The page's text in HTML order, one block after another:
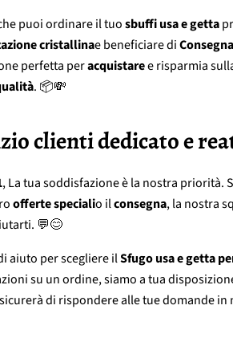
puoi ordinare il tuosbuffi usa e getta
cristallinae beneficiare di
perfetta peracquistaree risparmia
. 📦💸
clienti dedicato e
, La tua soddisfazione è la nostra priorità.
offerte specialio ilconsegna, la nostra
💬😊
aiuto per scegliere ilSfugo usa e getta
su un ordine, siamo a tua
di rispondere alle tue domande